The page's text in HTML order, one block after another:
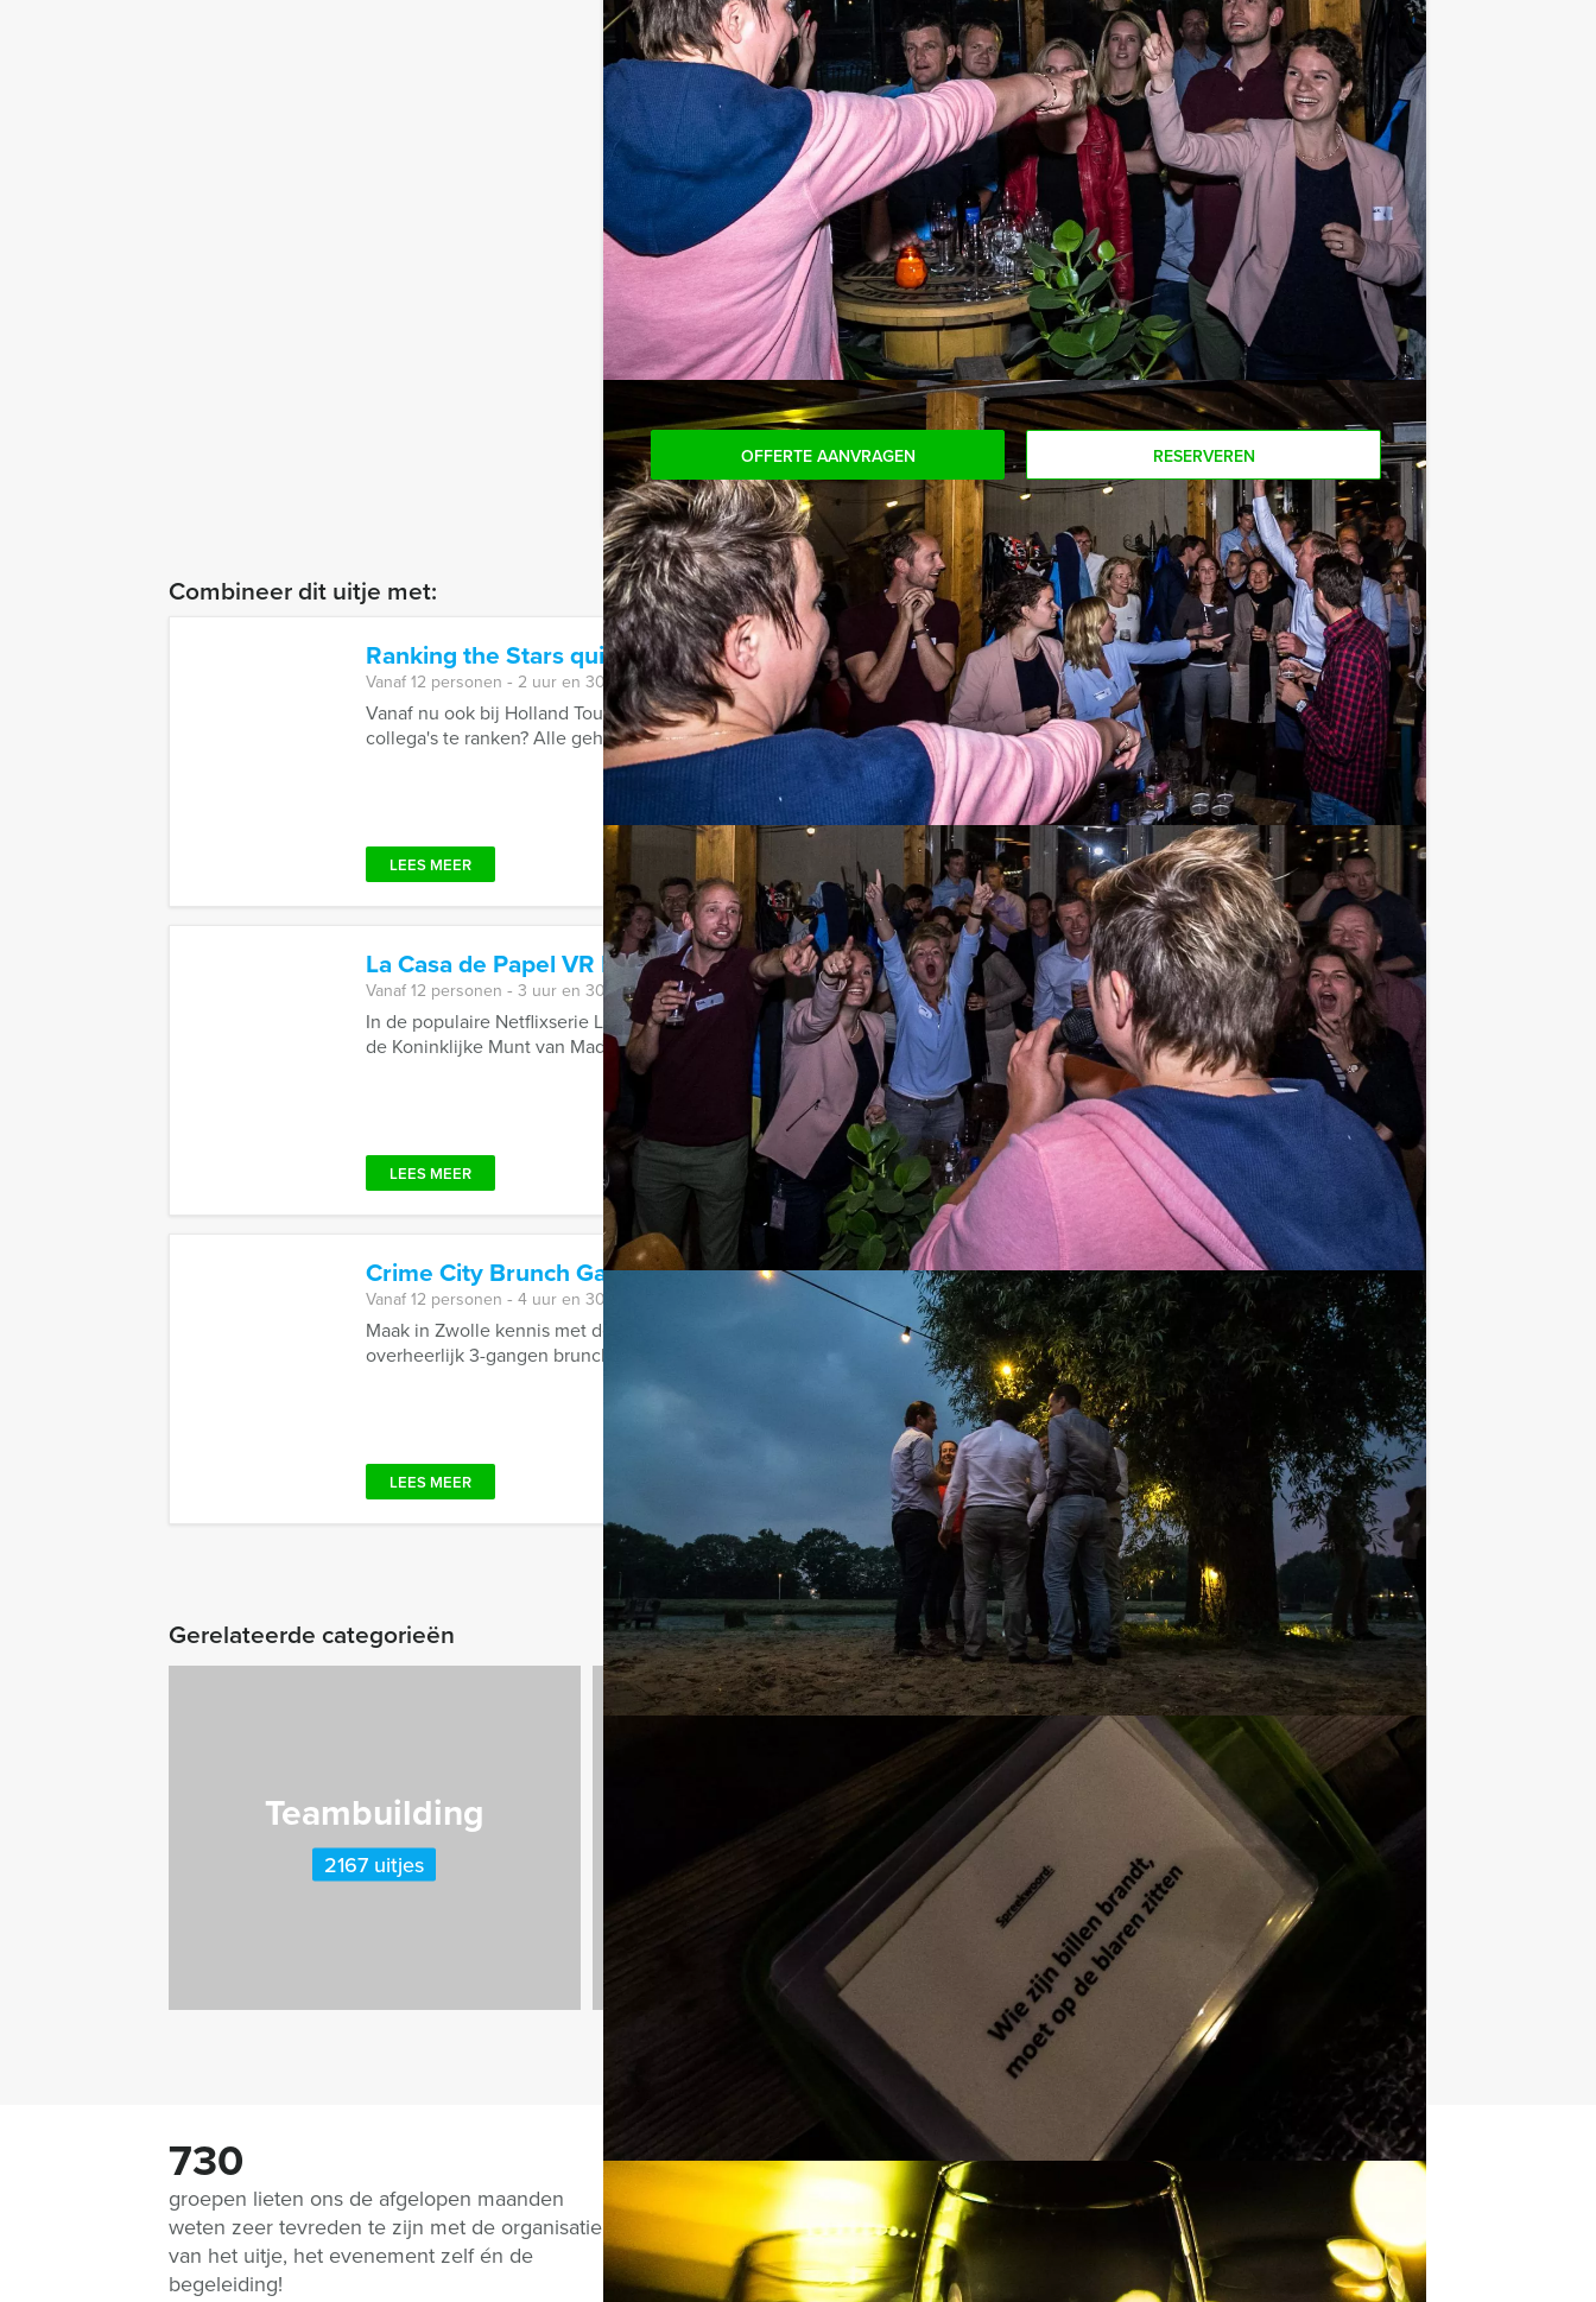
Tip:
Niet telkens uw knip hoeven trekken om uw drankje af te rekenen? Voor € 13,50 per
persoon per uur (excl. BTW) kunt u gebruikmaken van het drankarrangement, waarbij u
onbeperkt kunt genieten van bier, fris, huiswijn, koffie en thee. En... zo komt u ook
achteraf niet voor verrassingen te staan!
Reservering voor kleinere groepen:
Komt u niet aan het minimale aantal deelnemers? Als u bereid bent voor het minimale
aantal te betalen, kunt u ook gewoon voor minder personen boeken!
OFFERTE AANVRAGEN RESERVEREN
Combineer dit uitje met:
Ranking the Stars quiz Alkmaar Vanaf€ 27,50p.p. excl. BTW
Vanaf 12 personen ‐ 2 uur en 30 minuten
Vanaf nu ook bij Holland Tour Guides te boeken; de hilarische Ranking the Stars quiz! Bent u klaar om uw vrienden of
collega's te ranken? Alle geheimen zullen bloot komen ...
LEES MEER Favoriet
La Casa de Papel VR Dinerspel in Maastricht Vanaf€ 66,50p.p. excl. BTW
Vanaf 12 personen ‐ 3 uur en 30 minuten
In de populaire Netflixserie La Casa de Papel is het aan acht verschillende rovers onder leiding van El Professor, de taak om
de Koninklijke Munt van Madrid te beroven. ...
LEES MEER Favoriet
Crime City Brunch Game in Zwolle Vanaf€ 62,50p.p. excl. BTW
Vanaf 12 personen ‐ 4 uur en 30 minuten
Maak in Zwolle kennis met de crime city brunch game. Een hypermodern, virtueel GPS spel in combinatie met een
overheerlijk 3-gangen brunch. Kruip in de huid van een ...
LEES MEER Favoriet
Gerelateerde categorieën
Teambuilding
2167 uitjes
Dagarrangementen
970 uitjes
Quizzes
732 uitjes
730
groepen lieten ons de afgelopen maanden
weten zeer tevreden te zijn met de organisatie
van het uitje, het evenement zelf én de
begeleiding!
Vragen over dit uitje?
CHAT MET JEROEN BEL 088 428 81 17